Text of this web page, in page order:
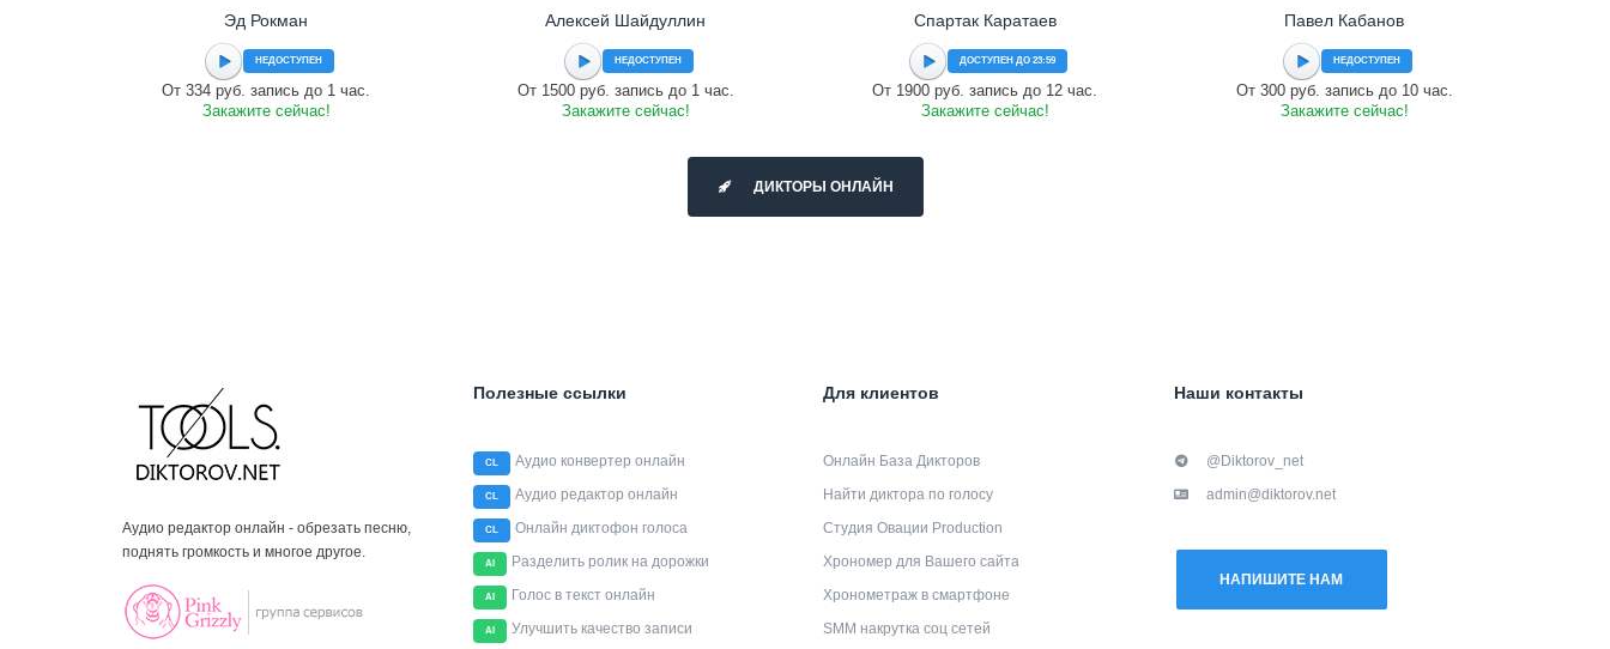
Эд Рокман
НЕДОСТУПЕН
От 334 руб. запись до 1 час.
Закажите сейчас!
Алексей Шайдуллин
НЕДОСТУПЕН
От 1500 руб. запись до 1 час.
Закажите сейчас!
Спартак Каратаев
ДОСТУПЕН ДО 23:59
От 1900 руб. запись до 12 час.
Закажите сейчас!
Павел Кабанов
НЕДОСТУПЕН
От 300 руб. запись до 10 час.
Закажите сейчас!
ДИКТОРЫ ОНЛАЙН
Аудио редактор онлайн - обрезать песню,
поднять громкость и многое другое.
Полезные ссылки
CL Аудио конвертер онлайн
CL Аудио редактор онлайн
CL Онлайн диктофон голоса
AI Разделить ролик на дорожки
AI Голос в текст онлайн
AI Улучшить качество записи
Для клиентов
Онлайн База Дикторов
Найти диктора по голосу
Студия Овации Production
Хрономер для Вашего сайта
Хронометраж в смартфоне
SMM накрутка соц сетей
Наши контакты
@Diktorov_net
admin@diktorov.net
НАПИШИТЕ НАМ